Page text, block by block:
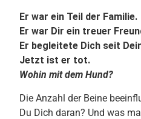
Er war ein Teil der Familie.
Er war Dir ein treuer
Er begleitete Dich seit
Jetzt ist er tot.
Wohin mit dem Hund?
Die Anzahl der Beine
Du Dich daran? Und was